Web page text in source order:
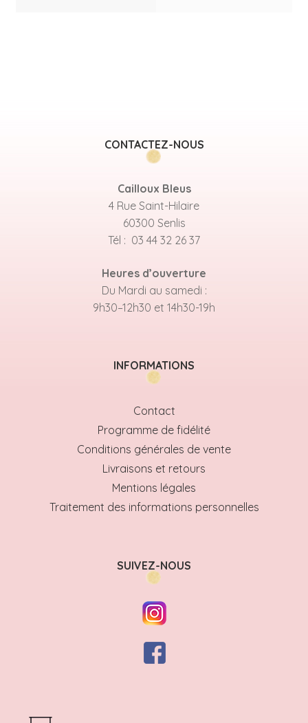
CONTACTEZ-NOUS
Cailloux Bleus
4 Rue Saint-Hilaire
60300 Senlis
Tél : 03 44 32 26 37
Heures d’ouverture
Du Mardi au samedi :
9h30–12h30 et 14h30-19h
INFORMATIONS
Contact
Programme de fidélité
Conditions générales de vente
Livraisons et retours
Mentions légales
Traitement des informations personnelles
SUIVEZ-NOUS